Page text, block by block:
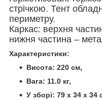
стрічкою. Тент
периметру.
Каркас: верхня
нижня частина –
Характеристики:
Висота: 220 см,
Вага: 11.0 кг,
У зборі: 79 х 34 х 34